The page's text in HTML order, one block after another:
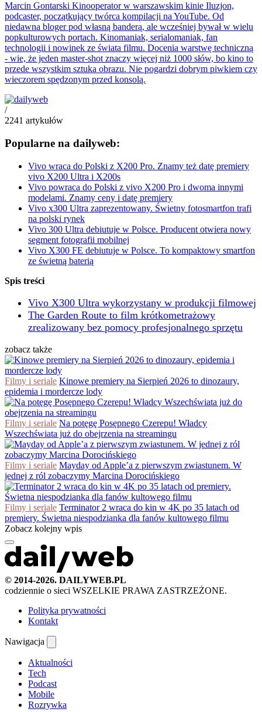
Marcin Gontarski Kinooperator w warszawskim kinie Iluzjon,
podcaster, początkujący twórca kompilacji na YouTube. Od
niedawna bloger pod własną banderą, ale wcześniej bywał w wielu
popkulturowych portach. Kinomaniak, serialomaniak, fan
technologii i nowinek ze świata filmu. Docenia warstwę techniczną
- wie, że jeden master-shot znaczy więcej niż 1000 słów, bo kino to
przede wszystkim sztuka obrazu. Nie pogardzi dobrym piwkiem czy
wieczorem spędzonym przed konsolą.
/
2241 artykułów
Popularne na dailyweb:
Vivo wraca do Polski z X200 Pro. Znamy też datę premiery
vivo X200 Ultra i X200s
Vivo powraca do Polski z vivo X200 Pro i dwoma innymi
modelami. Znamy ceny i datę premiery
Vivo x300 Ultra zaprezentowany. Świetny fotosmartfon trafi
na polski rynek
Vivo 300 Ultra debiutuje w Polsce. Producent otwiera nowy
segment fotografii mobilnej
Vivo X300 FE debiutuje w Polsce. To kompaktowy smartfon
ze świetną baterią
Spis treści
Vivo X300 Ultra wykorzystany w produkcji filmowej
The Garden Route to film krótkometrażowy
zrealizowany bez pomocy profesjonalnego sprzętu
zobacz także
Filmy i seriale Kinowe premiery na Sierpień 2026 to dinozaury,
epidemia i mordercze lody
Filmy i seriale Na potęgę Posępnego Czerepu! Władcy
Wszechświata już do obejrzenia na streamingu
Filmy i seriale Mayday od Apple’a z pierwszym zwiastunem. W
jednej z ról zobaczymy Marcina Dorocińskiego
Filmy i seriale Terminator 2 wraca do kin w 4K po 35 latach od
premiery. Świetna niespodzianka dla fanów kultowego filmu
Zobacz kolejny wpis
© 2014-2026. DAILYWEB.PL
codziennie o sieci WSZELKIE PRAWA ZASTRZEŻONE.
Polityka prywatności
Kontakt
Nawigacja
Aktualności
Tech
Podcast
Mobile
Rozrywka